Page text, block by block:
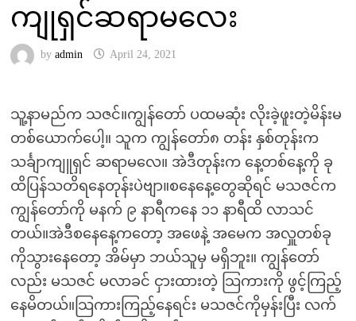
ကျုရှင်ဆရာမလေး
by admin April 24, 2021
သူ့နာမည်က သဇင်။ကျွန်တော် ပထမဆုံး လိုးခဲ့ဖူးတဲ့မိန်းမ
တစ်ယောက်ပေါ့။ သူက ကျွန်တော်၈ တန်း နှစ်တုန်းက
သင်္ချာကျူရှင် ဆရာမလေ။ အဲဒီတုန်းက နေ့တစ်နေ့ကို ခု
ထိပြန်သတိရနေတုန်းပဲဗျာ။စနေနေ့တွေဆိုရင် မသဇင်က
ကျွန်တော်ကို မနက် ၉ နာရီကနေ ၁၁ နာရီထိ လာသင်
တယ်။အဲဒီစနေနေ့ကတော့ အဖေနဲ့ အမေက အလှူတစ်ခု
ကိုသွားနေတော့ အိမ်မှာ ဘယ်သူမှ မရှိဘူး။ ကျွန်တော်
လည်း မသဇင် မလာခင် ငှားထားတဲ့ သြကားကို ဖွင့်ကြည့်
နေမိတယ်။သြကားကြည့်နေရင်း မသဇင်ကိုမှန်းပြီး လက်